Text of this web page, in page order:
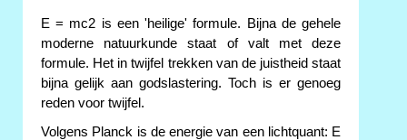
E = mc2 is een 'heilige' formule. Bijna de gehele
moderne natuurkunde staat of valt met deze
formule. Het in twijfel trekken van de juistheid staat
bijna gelijk aan godslastering. Toch is er genoeg
reden voor twijfel.
Volgens Planck is de energie van een lichtquant: E